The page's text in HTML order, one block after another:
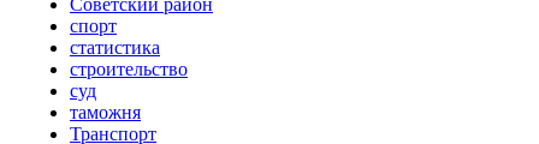
Советский район
спорт
статистика
строительство
суд
таможня
Транспорт